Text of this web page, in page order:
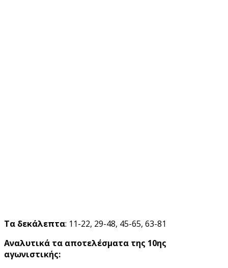
Τα δεκάλεπτα: 11-22, 29-48, 45-65, 63-81
Αναλυτικά τα αποτελέσματα της 10ης
αγωνιστικής: